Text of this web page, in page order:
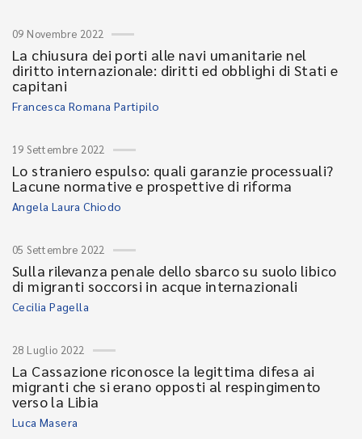
09 Novembre 2022
La chiusura dei porti alle navi umanitarie nel
diritto internazionale: diritti ed obblighi di Stati e
capitani
Francesca Romana Partipilo
19 Settembre 2022
Lo straniero espulso: quali garanzie processuali?
Lacune normative e prospettive di riforma
Angela Laura Chiodo
05 Settembre 2022
Sulla rilevanza penale dello sbarco su suolo libico
di migranti soccorsi in acque internazionali
Cecilia Pagella
28 Luglio 2022
La Cassazione riconosce la legittima difesa ai
migranti che si erano opposti al respingimento
verso la Libia
Luca Masera